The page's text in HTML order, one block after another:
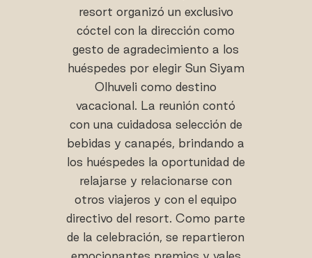
resort organizó un exclusivo
cóctel con la dirección como
gesto de agradecimiento a los
huéspedes por elegir Sun Siyam
Olhuveli como destino
vacacional. La reunión contó
con una cuidadosa selección de
bebidas y canapés, brindando a
los huéspedes la oportunidad de
relajarse y relacionarse con
otros viajeros y con el equipo
directivo del resort. Como parte
de la celebración, se repartieron